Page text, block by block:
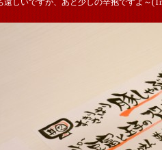
遠しいですが、あと少しの辛抱ですよ～